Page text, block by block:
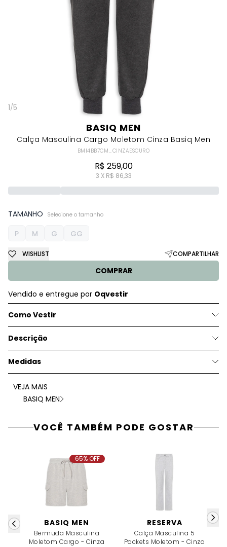
1/5
BASIQ MEN
Calça Masculina Cargo Moletom Cinza Basiq Men
BMI4BB7CM_CINZAESCURO
R$ 259,00
3 X R$ 86,33
TAMANHO Selecione o tamanho
P M G GG
COMPRAR
WISHLIST COMPARTILHAR
Vendido e entregue por Oqvestir
Como Vestir
Descrição
Medidas
VEJA MAIS
BASIQ MEN
VOCÊ TAMBÉM PODE GOSTAR
BASIQ MEN
Bermuda Masculina
Moletom Cargo - Cinza
65% OFF
RESERVA
Calça Masculina 5
Pockets Moletom - Cinza